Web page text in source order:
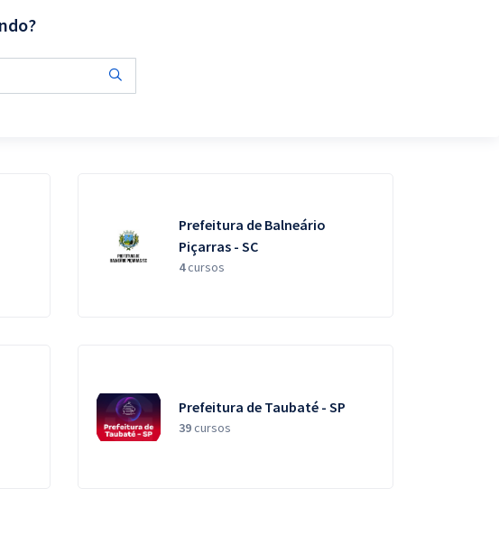
Prefeitura de Balneário
Piçarras - SC
4cursos
Prefeitura de Taubaté - SP
39cursos